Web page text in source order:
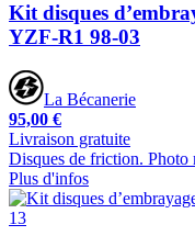
Kit disques
YZF-R1 98-03
La Bécanerie
95,00 €
Livraison gratuite
Disques de friction. Photo
Plus d'infos